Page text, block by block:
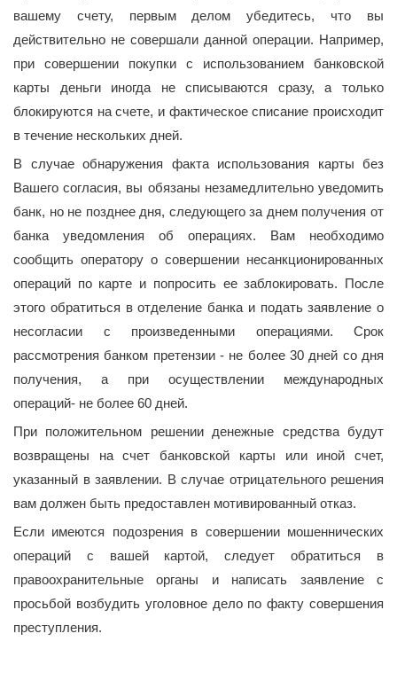
вашему счету, первым делом убедитесь, что вы
действительно не совершали данной операции. Например,
при совершении покупки с использованием банковской
карты деньги иногда не списываются сразу, а только
блокируются на счете, и фактическое списание происходит
в течение нескольких дней.
В случае обнаружения факта использования карты без
Вашего согласия, вы обязаны незамедлительно уведомить
банк, но не позднее дня, следующего за днем получения от
банка уведомления об операциях. Вам необходимо
сообщить оператору о совершении несанкционированных
операций по карте и попросить ее заблокировать. После
этого обратиться в отделение банка и подать заявление о
несогласии с произведенными операциями. Срок
рассмотрения банком претензии - не более 30 дней со дня
получения, а при осуществлении международных
операций- не более 60 дней.
При положительном решении денежные средства будут
возвращены на счет банковской карты или иной счет,
указанный в заявлении. В случае отрицательного решения
вам должен быть предоставлен мотивированный отказ.
Если имеются подозрения в совершении мошеннических
операций с вашей картой, следует обратиться в
правоохранительные органы и написать заявление с
просьбой возбудить уголовное дело по факту совершения
преступления.